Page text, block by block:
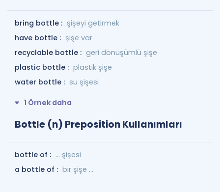
bring bottle : şişeyi getirmek
have bottle : şişe var
recyclable bottle : geri dönüşümlü şişe
plastic bottle : plastik şişe
water bottle : su şişesi
1 Örnek daha
Bottle (n) Preposition Kullanımları
bottle of : ... şişesi
a bottle of : bir şişe ...